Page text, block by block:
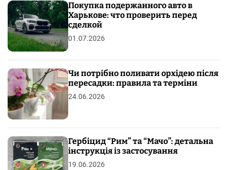
Покупка подержанного авто в
Харькове: что проверить перед
сделкой
01.07.2026
Чи потрібно поливати орхідею після
пересадки: правила та терміни
24.06.2026
Гербіцид “Рим” та “Мачо”: детальна
інструкція із застосування
19.06.2026